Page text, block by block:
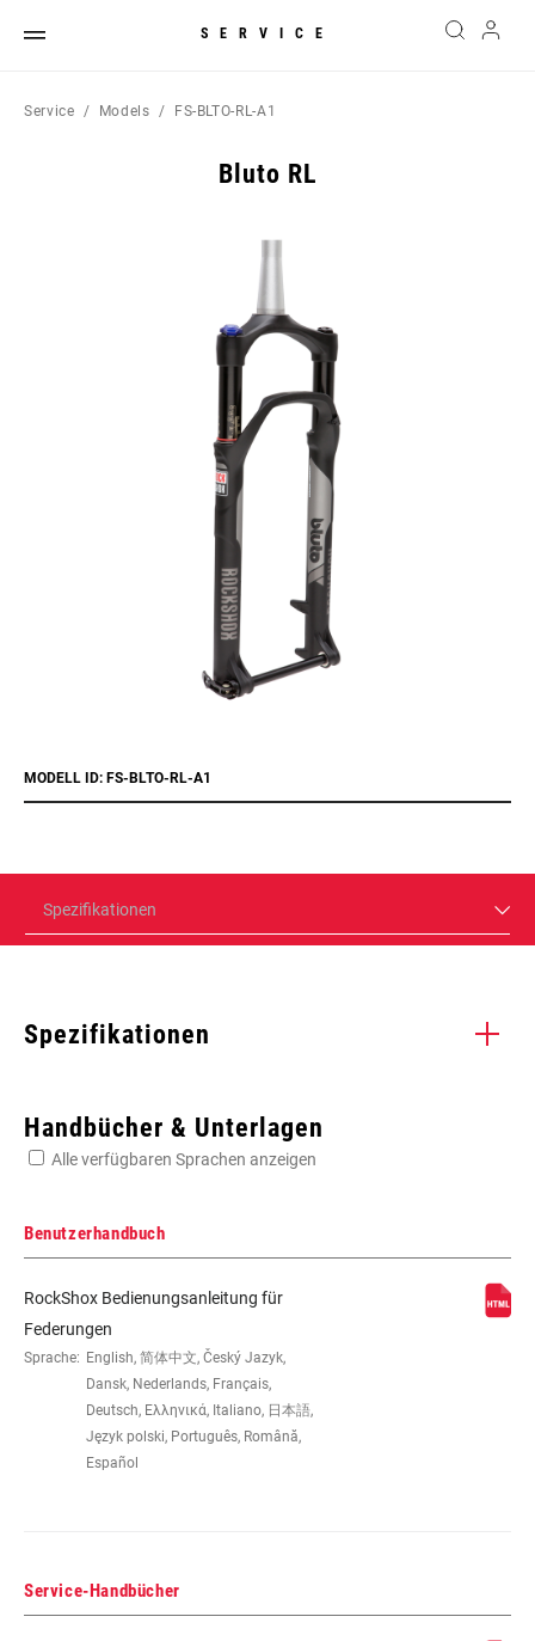
SERVICE
Service Models FS-BLTO-RL-A1
Bluto RL
MODELL ID: FS-BLTO-RL-A1
Spezifikationen
Spezifikationen
LAUFRADGRÖSSE
FEDERWEG (MM) 100mm, 120mm, 80mm
Handbücher & Unterlagen
Alle verfügbaren Sprachen anzeigen
Benutzerhandbuch
RockShox Bedienungsanleitung für
Federungen
Sprache: English, 简体中文, Český Jazyk,
Dansk, Nederlands, Français,
Deutsch, Ελληνικά, Italiano, 日本語,
Język polski, Português, Română,
Español
Service-Handbücher